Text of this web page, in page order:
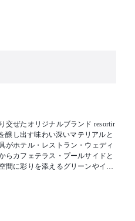
交ぜたオリジナルブランド resortir
醸し出す味わい深いマテリアルと
がホテル・レストラン・ウェディ
らカフェテラス・プールサイドと
間に彩りを添えるグリーンやイン
ラクトユースに対応いたします。